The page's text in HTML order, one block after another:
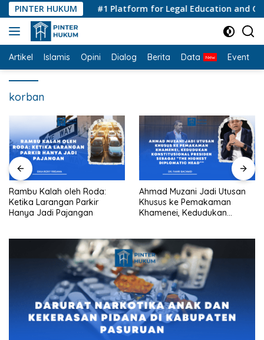
Langsung
ke
konten
PINTER HUKUM #1 Platform for Legal Education and
Artikel Islamis Opini Dialog Berita Data Event
korban
Rambu Kalah oleh Roda:
Ketika Larangan Parkir
Hanya Jadi Pajangan
Ahmad Muzani Jadi Utusan
Khusus ke Pemakaman
Khamenei, Kedudukan
diplomatic head””